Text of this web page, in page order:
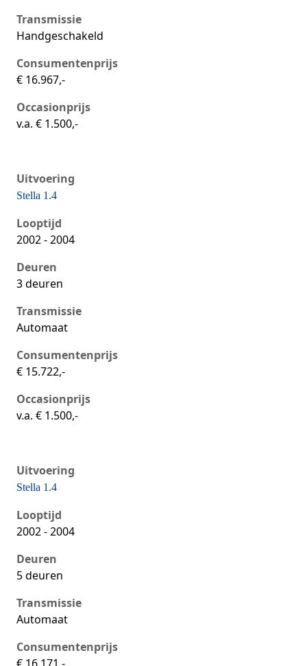
Transmissie
Handgeschakeld
Consumentenprijs
€ 16.967,-
Occasionprijs
v.a. € 1.500,-
Uitvoering
Seat Ibiza iii, 1.4, 55 kW, Benzine, 3 deuren
Stella 1.4
Looptijd
2002 - 2004
Deuren
3 deuren
Transmissie
Automaat
Consumentenprijs
€ 15.722,-
Occasionprijs
v.a. € 1.500,-
Uitvoering
Seat Ibiza iii, 1.4, 55 kW, Benzine, 5 deuren
Stella 1.4
Looptijd
2002 - 2004
Deuren
5 deuren
Transmissie
Automaat
Consumentenprijs